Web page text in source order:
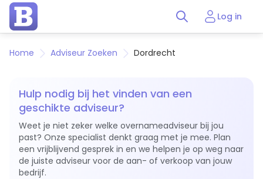
Log in
Home Adviseur Zoeken Dordrecht
Hulp nodig bij het vinden van een
geschikte adviseur?
Weet je niet zeker welke overnameadviseur bij jou
past? Onze specialist denkt graag met je mee. Plan
een vrijblijvend gesprek in en we helpen je op weg naar
de juiste adviseur voor de aan- of verkoop van jouw
bedrijf.